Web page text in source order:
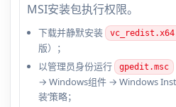
MSI安装包执行权限。
下载并静默安装
版）；
以管理员身份运行
gpedit.msc
→ Windows组件 → Windows
装’策略；